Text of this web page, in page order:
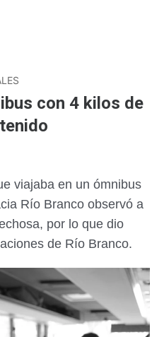
con 4 kilos de
viajaba en un ómnibus
Río Branco observó a
por lo que dio
de Río Branco.